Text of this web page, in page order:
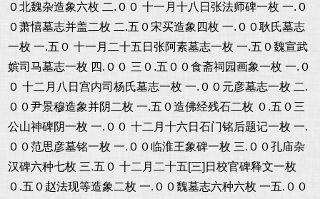
０北魏杂造象六枚 二.００ 十一月十八日张法师碑一枚 一.０
０萧憘墓志并盖二枚 二.五０宋买造象四枚 一.００耿氏墓志
一枚 一.五０ 十一月二十五日张阿素墓志一枚 一.五０魏宣武
嫔司马墓志一枚 四.００ 三０.五００食斋祠园画象一枚 一.０
０ 十二月八日宫内司杨氏墓志一枚 一.００元彦墓志一枚 二.
００尹景穆造象并阴二枚 一.五０造佛经残石二枚 ０.五０三
公山神碑阴一枚 一.００ 十二月十六日石门铭后题记一枚 一.
００范思彦墓铭一枚 一.００临淮王象碑一枚 三.００孔庙杂
汉碑六种七枚 三.五０ 十二月二十五[三]日校官碑释文一枚
０.五０赵法现等造象二枚 一.００魏墓志六种六枚 一五.００